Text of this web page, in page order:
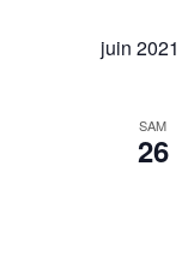
juin 2021
SAM
26